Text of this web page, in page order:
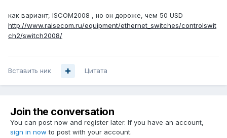
как вариант, ISCOM2008 , но он дороже, чем 50 USD
http://www.raisecom.ru/equipment/ethernet_switches/controlswit
ch2/switch2008/
Вставить ник Цитата
Join the conversation
You can post now and register later. If you have an account,
sign in now to post with your account.